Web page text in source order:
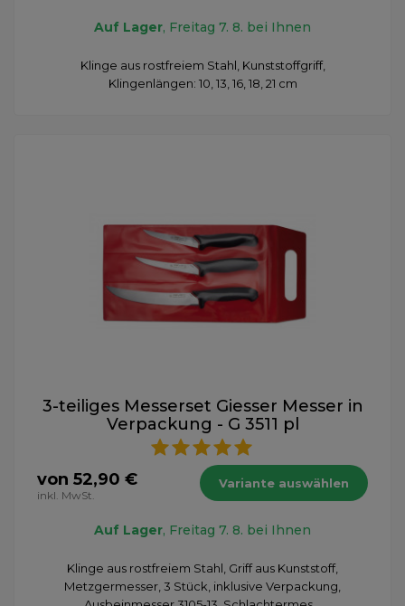
Auf Lager, Freitag 7. 8. bei Ihnen
Klinge aus rostfreiem Stahl, Kunststoffgriff,
Klingenlängen: 10, 13, 16, 18, 21 cm
3-teiliges Messerset Giesser Messer in
Verpackung - G 3511 pl
von 52,90 €
inkl. MwSt.
Variante auswählen
Auf Lager, Freitag 7. 8. bei Ihnen
Klinge aus rostfreiem Stahl, Griff aus Kunststoff,
Metzgermesser, 3 Stück, inklusive Verpackung,